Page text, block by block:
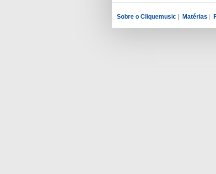
Sobre o Cliquemusic | Matérias |